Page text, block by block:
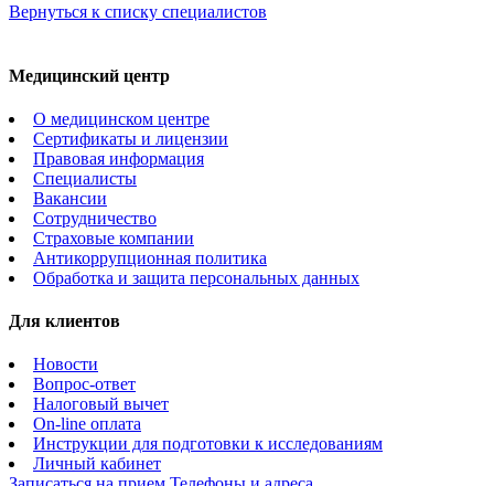
Вернуться к списку специалистов
Медицинский центр
О медицинском центре
Сертификаты и лицензии
Правовая информация
Специалисты
Вакансии
Сотрудничество
Страховые компании
Антикоррупционная политика
Обработка и защита персональных данных
Для клиентов
Новости
Вопрос-ответ
Налоговый вычет
On-line оплата
Инструкции для подготовки к исследованиям
Личный кабинет